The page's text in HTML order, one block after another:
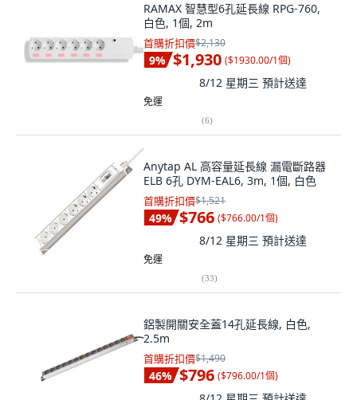
RAMAX 智慧型6孔延長線 RPG-760,
白色, 1個, 2m
首購折扣價$2,130
9% $1,930 ($1930.00/1個)
8/12 星期三 預計送達
免運
(6)
Anytap AL 高容量延長線 漏電斷路器
ELB 6孔 DYM-EAL6, 3m, 1個, 白色
首購折扣價$1,521
49% $766 ($766.00/1個)
8/12 星期三 預計送達
免運
(33)
鋁製開關安全蓋14孔延長線, 白色,
2.5m
首購折扣價$1,490
46% $796 ($796.00/1個)